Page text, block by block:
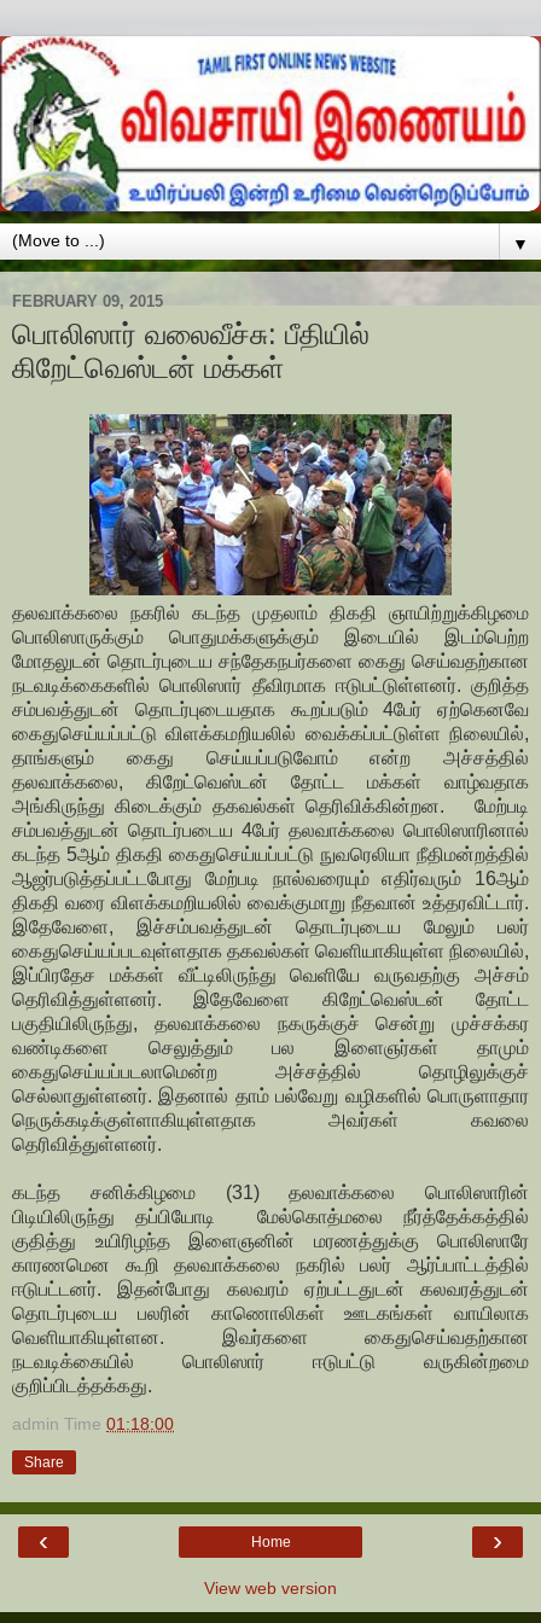
▼
FEBRUARY 09, 2015
பொலிஸார் வலைவீச்சு: பீதியில்
கிறேட்வெஸ்டன் மக்கள்
தலவாக்கலை நகரில் கடந்த முதலாம் திகதி ஞாயிற்றுக்கிழமை
பொலிஸாருக்கும் பொதுமக்களுக்கும் இடையில் இடம்பெற்ற
மோதலுடன் தொடர்புடைய சந்தேகநபர்களை கைது செய்வதற்கான
நடவடிக்கைகளில் பொலிஸார் தீவிரமாக ஈடுபட்டுள்ளனர். குறித்த
சம்பவத்துடன் தொடர்புடையதாக கூறப்படும் 4பேர் ஏற்கெனவே
கைதுசெய்யப்பட்டு விளக்கமறியலில் வைக்கப்பட்டுள்ள நிலையில்,
தாங்களும் கைது செய்யப்படுவோம் என்ற அச்சத்தில்
தலவாக்கலை, கிறேட்வெஸ்டன் தோட்ட மக்கள் வாழ்வதாக
அங்கிருந்து கிடைக்கும் தகவல்கள் தெரிவிக்கின்றன. மேற்படி
சம்பவத்துடன் தொடர்படைய 4பேர் தலவாக்கலை பொலிஸாரினால்
கடந்த 5ஆம் திகதி கைதுசெய்யப்பட்டு நுவரெலியா நீதிமன்றத்தில்
ஆஜர்படுத்தப்பட்டபோது மேற்படி நால்வரையும் எதிர்வரும் 16ஆம்
திகதி வரை விளக்கமறியலில் வைக்குமாறு நீதவான் உத்தரவிட்டார்.
இதேவேளை, இச்சம்பவத்துடன் தொடர்புடைய மேலும் பலர்
கைதுசெய்யப்படவுள்ளதாக தகவல்கள் வெளியாகியுள்ள நிலையில்,
இப்பிரதேச மக்கள் வீட்டிலிருந்து வெளியே வருவதற்கு அச்சம்
தெரிவித்துள்ளனர். இதேவேளை கிறேட்வெஸ்டன் தோட்ட
பகுதியிலிருந்து, தலவாக்கலை நகருக்குச் சென்று முச்சக்கர
வண்டிகளை செலுத்தும் பல இளைஞர்கள் தாமும்
கைதுசெய்யப்படலாமென்ற அச்சத்தில் தொழிலுக்குச்
செல்லாதுள்ளனர். இதனால் தாம் பல்வேறு வழிகளில் பொருளாதார
நெருக்கடிக்குள்ளாகியுள்ளதாக அவர்கள் கவலை
தெரிவித்துள்ளனர்.
கடந்த சனிக்கிழமை (31) தலவாக்கலை பொலிஸாரின்
பிடியிலிருந்து தப்பியோடி மேல்கொத்மலை நீர்த்தேக்கத்தில்
குதித்து உயிரிழந்த இளைஞனின் மரணத்துக்கு பொலிஸாரே
காரணமென கூறி தலவாக்கலை நகரில் பலர் ஆர்ப்பாட்டத்தில்
ஈடுபட்டனர். இதன்போது கலவரம் ஏற்பட்டதுடன் கலவரத்துடன்
தொடர்புடைய பலரின் காணொலிகள் ஊடகங்கள் வாயிலாக
வெளியாகியுள்ளன. இவர்களை கைதுசெய்வதற்கான
நடவடிக்கையில் பொலிஸார் ஈடுபட்டு வருகின்றமை
குறிப்பிடத்தக்கது.
admin Time 01:18:00
Share
‹ ›
Home
View web version